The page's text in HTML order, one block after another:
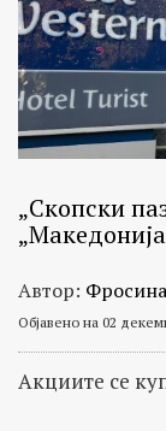
„Скопски
Автор:
Објавено на 02
Акциите се